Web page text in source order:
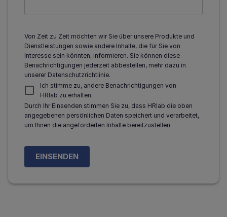
Von Zeit zu Zeit möchten wir Sie über unsere Produkte und
Dienstleistungen sowie andere Inhalte, die für Sie von
Interesse sein könnten, informieren. Sie können diese
Benachrichtigungen jederzeit abbestellen, mehr dazu in
unserer Datenschutzrichtlinie.
Ich stimme zu, andere Benachrichtigungen von
HRlab zu erhalten.
Durch Ihr Einsenden stimmen Sie zu, dass HRlab die oben
angegebenen persönlichen Daten speichert und verarbeitet,
um Ihnen die angeforderten Inhalte bereitzustellen.
EINSENDEN